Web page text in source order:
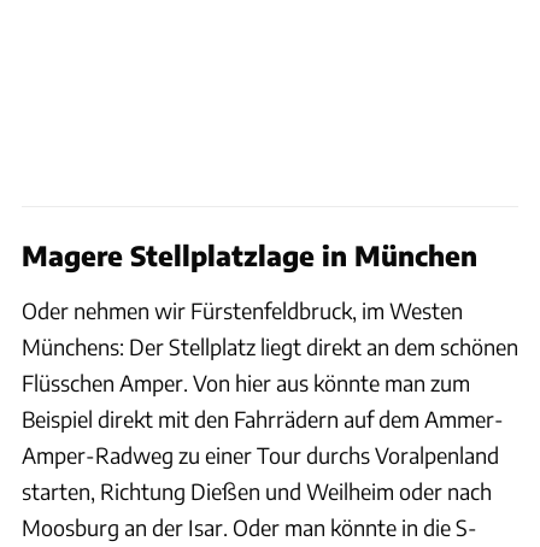
Magere Stellplatzlage in München
Oder nehmen wir Fürstenfeldbruck, im Westen
Münchens: Der Stellplatz liegt direkt an dem schönen
Flüsschen Amper. Von hier aus könnte man zum
Beispiel direkt mit den Fahrrädern auf dem Ammer-
Amper-Radweg zu einer Tour durchs Voralpenland
starten, Richtung Dießen und Weilheim oder nach
Moosburg an der Isar. Oder man könnte in die S-